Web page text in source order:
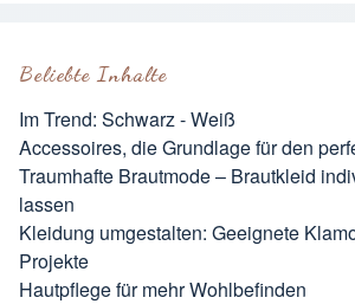
Beliebte Inhalte
Im Trend: Schwarz - Weiß
Accessoires, die Grundlage für den
Traumhafte Brautmode – Brautkleid
lassen
Kleidung umgestalten: Geeignete
Projekte
Hautpflege für mehr Wohlbefinden